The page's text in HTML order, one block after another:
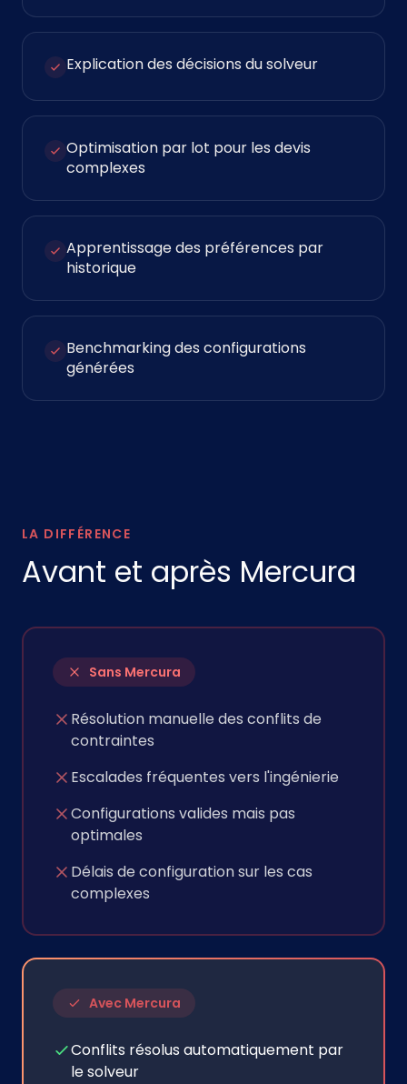
Explication des décisions du solveur
Optimisation par lot pour les devis
complexes
Apprentissage des préférences par
historique
Benchmarking des configurations
générées
LA DIFFÉRENCE
Avant et après Mercura
Sans Mercura
Résolution manuelle des conflits de
contraintes
Escalades fréquentes vers l'ingénierie
Configurations valides mais pas
optimales
Délais de configuration sur les cas
complexes
Avec Mercura
Conflits résolus automatiquement par
le solveur